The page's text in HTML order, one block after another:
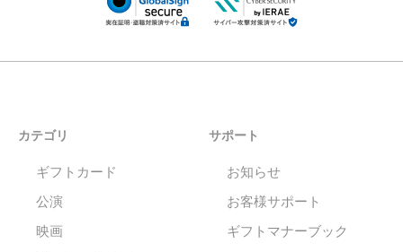
カテゴリ
ギフトカード
公演
映画
サポート
お知らせ
お客様サポート
ギフトマナーブック